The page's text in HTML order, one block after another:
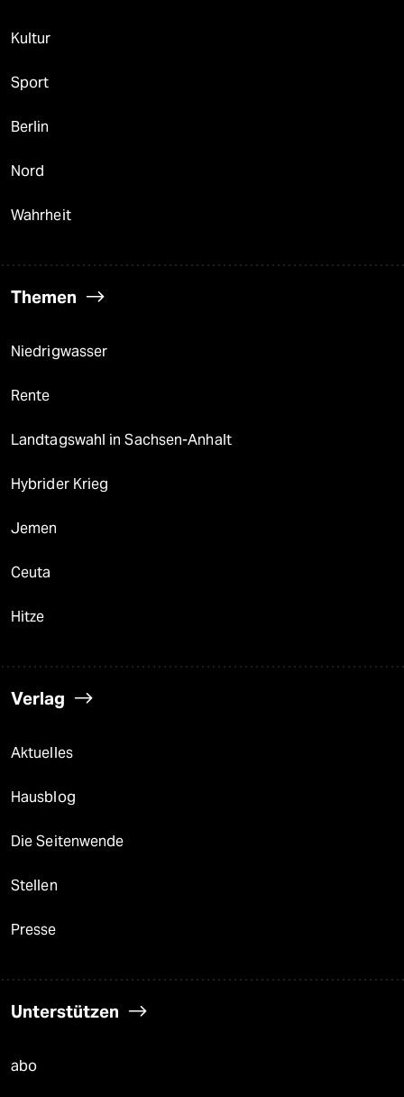
Kultur
Sport
Berlin
Nord
Wahrheit
Themen
Niedrigwasser
Rente
Landtagswahl in Sachsen-Anhalt
Hybrider Krieg
Jemen
Ceuta
Hitze
Verlag
Aktuelles
Hausblog
Die Seitenwende
Stellen
Presse
Unterstützen
abo